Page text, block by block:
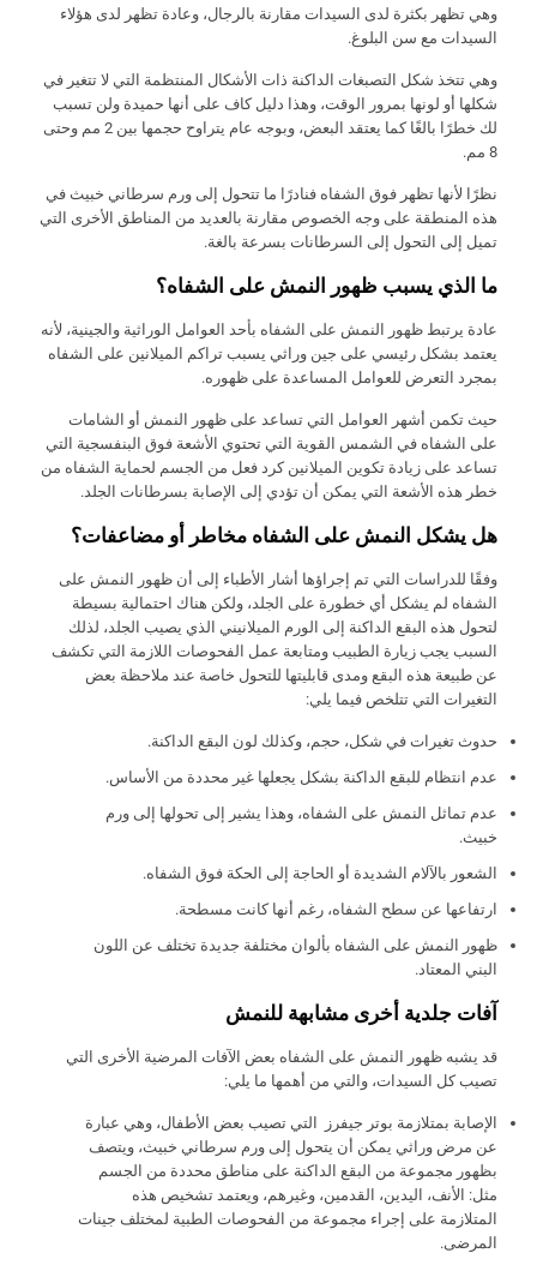
وهي تظهر بكثرة لدى السيدات مقارنة بالرجال، وعادة تظهر لدى هؤلاء
السيدات مع سن البلوغ.
وهي تتخذ شكل التصبغات الداكنة ذات الأشكال المنتظمة التي لا تتغير في
شكلها أو لونها بمرور الوقت، وهذا دليل كاف على أنها حميدة ولن تسبب
لك خطرًا بالغًا كما يعتقد البعض، وبوجه عام يتراوح حجمها بين 2 مم وحتى
8 مم.
نظرًا لأنها تظهر فوق الشفاه فنادرًا ما تتحول إلى ورم سرطاني خبيث في
هذه المنطقة على وجه الخصوص مقارنة بالعديد من المناطق الأخرى التي
تميل إلى التحول إلى السرطانات بسرعة بالغة.
ما الذي يسبب ظهور النمش على الشفاه؟
عادة يرتبط ظهور النمش على الشفاه بأحد العوامل الوراثية والجينية، لأنه
يعتمد بشكل رئيسي على جين وراثي يسبب تراكم الميلانين على الشفاه
بمجرد التعرض للعوامل المساعدة على ظهوره.
حيث تكمن أشهر العوامل التي تساعد على ظهور النمش أو الشامات
على الشفاه في الشمس القوية التي تحتوي الأشعة فوق البنفسجية التي
تساعد على زيادة تكوين الميلانين كرد فعل من الجسم لحماية الشفاه من
خطر هذه الأشعة التي يمكن أن تؤدي إلى الإصابة بسرطانات الجلد.
هل يشكل النمش على الشفاه مخاطر أو مضاعفات؟
وفقًا للدراسات التي تم إجراؤها أشار الأطباء إلى أن ظهور النمش على
الشفاه لم يشكل أي خطورة على الجلد، ولكن هناك احتمالية بسيطة
لتحول هذه البقع الداكنة إلى الورم الميلانيني الذي يصيب الجلد، لذلك
السبب يجب زيارة الطبيب ومتابعة عمل الفحوصات اللازمة التي تكشف
عن طبيعة هذه البقع ومدى قابليتها للتحول خاصة عند ملاحظة بعض
التغيرات التي تتلخص فيما يلي:
حدوث تغيرات في شكل، حجم، وكذلك لون البقع الداكنة.
عدم انتظام للبقع الداكنة بشكل يجعلها غير محددة من الأساس.
عدم تماثل النمش على الشفاه، وهذا يشير إلى تحولها إلى ورم
خبيث.
الشعور بالآلام الشديدة أو الحاجة إلى الحكة فوق الشفاه.
ارتفاعها عن سطح الشفاه، رغم أنها كانت مسطحة.
ظهور النمش على الشفاه بألوان مختلفة جديدة تختلف عن اللون
البني المعتاد.
آفات جلدية أخرى مشابهة للنمش
قد يشبه ظهور النمش على الشفاه بعض الآفات المرضية الأخرى التي
تصيب كل السيدات، والتي من أهمها ما يلي:
الإصابة بمتلازمة بوتر جيفرز التي تصيب بعض الأطفال، وهي عبارة
عن مرض وراثي يمكن أن يتحول إلى ورم سرطاني خبيث، ويتصف
بظهور مجموعة من البقع الداكنة على مناطق محددة من الجسم
مثل: الأنف، اليدين، القدمين، وغيرهم، ويعتمد تشخيص هذه
المتلازمة على إجراء مجموعة من الفحوصات الطبية لمختلف جينات
المرضى.